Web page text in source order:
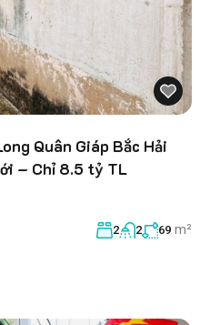
Quân Giáp Bắc Hải
– Chỉ 8.5 tỷ TL
2 2 69 m²